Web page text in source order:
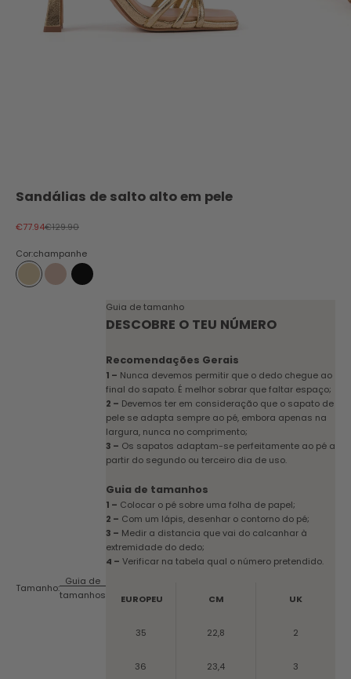
Sandálias de salto alto em pele
Preço promocional
€77.94Preço normal
€129.90
Cor:champanhe
champanhe
nude preto
Tamanho:
Guia de
tamanhos
Guia de tamanho
DESCOBRE O TEU NÚMERO
Recomendações Gerais
1 – Nunca devemos permitir que o dedo chegue ao
final do sapato. É melhor sobrar que faltar espaço;
2 – Devemos ter em consideração que o sapato de
pele se adapta sempre ao pé, embora apenas na
largura, nunca no comprimento;
3 – Os sapatos adaptam-se perfeitamente ao pé a
partir do segundo ou terceiro dia de uso.
Guia de tamanhos
1 – Colocar o pé sobre uma folha de papel;
2 – Com um lápis, desenhar o contorno do pé;
3 – Medir a distancia que vai do calcanhar à
extremidade do dedo;
4 – Verificar na tabela qual o número pretendido.
EUROPEU CM UK
35 22,8 2
36 23,4 3